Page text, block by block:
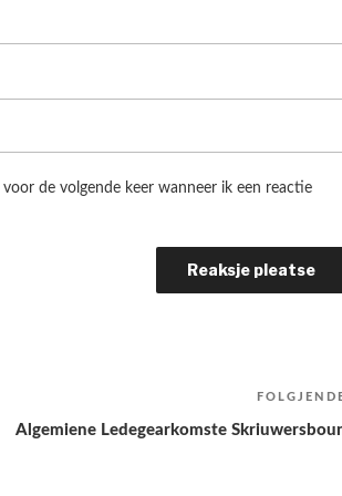
de volgende keer wanneer ik een reactie
Algemiene Ledegearkomste